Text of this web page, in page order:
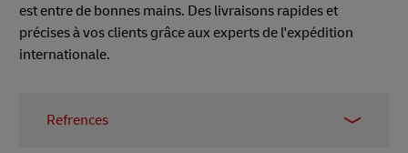
est entre de bonnes mains. Des livraisons rapides et
précises à vos clients grâce aux experts de l'expédition
internationale.
Refrences